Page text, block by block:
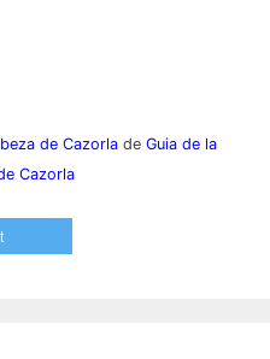
de Cazorlade Guia de la
Cazorla